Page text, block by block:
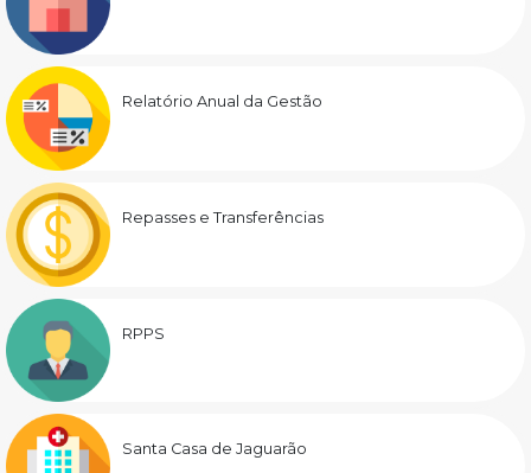
Relatório Anual da Gestão
Repasses e Transferências
RPPS
Santa Casa de Jaguarão